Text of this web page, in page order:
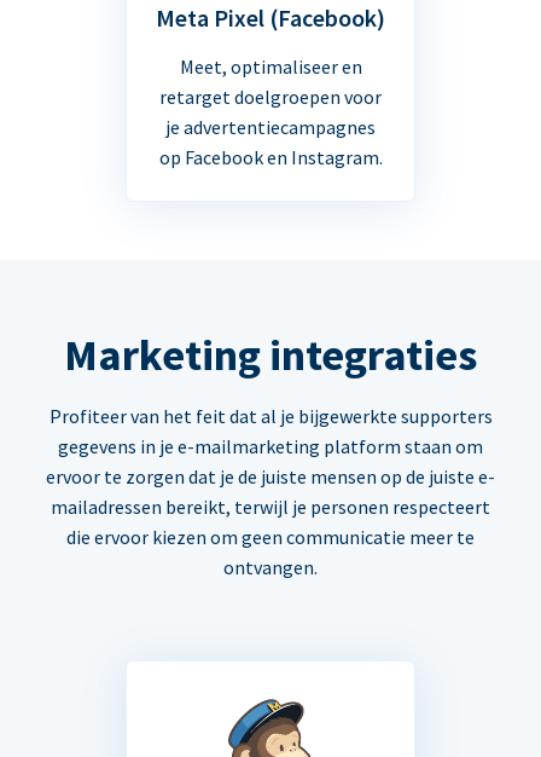
Meta Pixel (Facebook)
Meet, optimaliseer en
retarget doelgroepen voor
je advertentiecampagnes
op Facebook en Instagram.
Marketing integraties
Profiteer van het feit dat al je bijgewerkte supporters
gegevens in je e-mailmarketing platform staan om
ervoor te zorgen dat je de juiste mensen op de juiste e-
mailadressen bereikt, terwijl je personen respecteert
die ervoor kiezen om geen communicatie meer te
ontvangen.